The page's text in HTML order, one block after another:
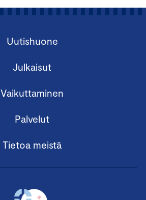
Uutishuone
Julkaisut
Vaikuttaminen
Palvelut
Tietoa meistä